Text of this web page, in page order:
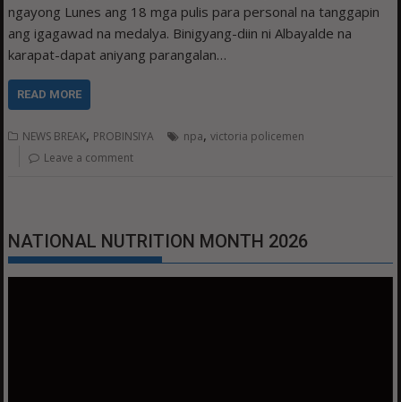
ngayong Lunes ang 18 mga pulis para personal na tanggapin
ang igagawad na medalya. Binigyang-diin ni Albayalde na
karapat-dapat aniyang parangalan…
READ MORE
NEWS BREAK, PROBINSIYA npa,victoria policemen
Leave a comment
NATIONAL NUTRITION MONTH 2026